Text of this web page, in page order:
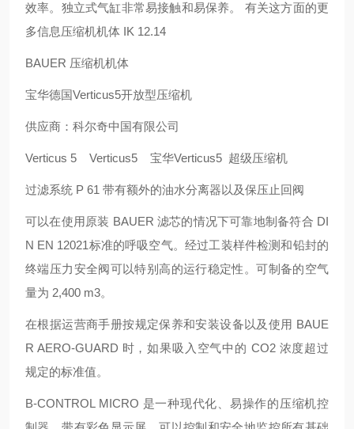
效率。独立式气缸非常易接触和易保养。 有关这方面的更
多信息压缩机机体 IK 12.14
BAUER 压缩机机体
宝华德国Verticus5开放型压缩机
供应商：科尔奇中国有限公司
Verticus 5 Verticus5 宝华Verticus5 超级压缩机
过滤系统 P 61 带有额外的油水分离器以及保压止回阀
可以在使用原装 BAUER 滤芯的情况下可靠地制备符合 DI
N EN 12021标准的呼吸空气。经过工装样件检测和铅封的
终端压力安全阀可以特别高的运行稳定性。可制备的空气
量为 2,400 m3。
在根据运营商手册按规定保养和安装设备以及使用 BAUE
R AERO-GUARD 时，如果吸入空气中的 CO2 浓度超过
规定的标准值。
B-CONTROL MICRO 是一种现代化、易操作的压缩机控